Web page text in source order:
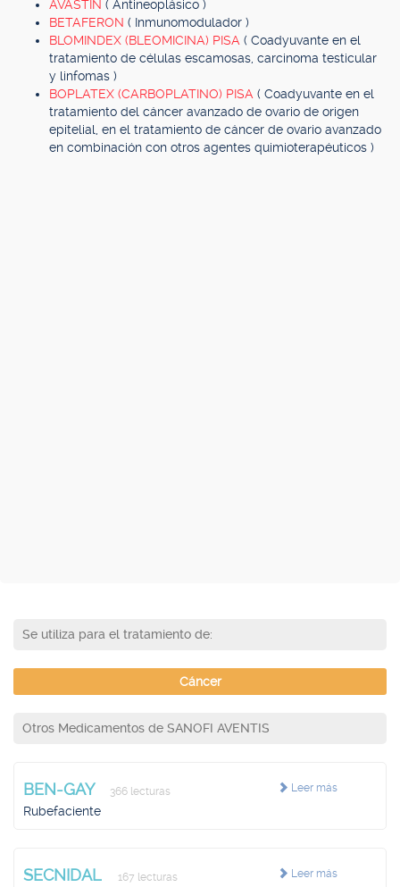
AVASTIN ( Antineoplásico )
BETAFERON ( Inmunomodulador )
BLOMINDEX (BLEOMICINA) PISA ( Coadyuvante en el
tratamiento de células escamosas, carcinoma testicular
y linfomas )
BOPLATEX (CARBOPLATINO) PISA ( Coadyuvante en el
tratamiento del cáncer avanzado de ovario de origen
epitelial, en el tratamiento de cáncer de ovario avanzado
en combinación con otros agentes quimioterapéuticos )
Se utiliza para el tratamiento de:
Cáncer
Otros Medicamentos de SANOFI AVENTIS
Leer más
BEN-GAY 366 lecturas
Rubefaciente
Leer más
SECNIDAL 167 lecturas